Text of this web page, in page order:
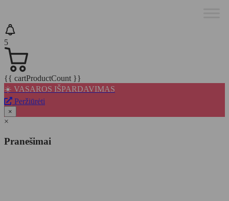
5
{{ cartProductCount }}
☀️ VASAROS IŠPARDAVIMAS
Peržiūrėti
×
×
Pranešimai